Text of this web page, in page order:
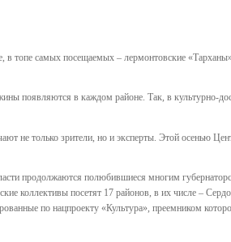
в топе самых посещаемых – лермонтовские
появляются в каждом районе. Так, в культурно-
не только зрители, но и эксперты. Этой осенью
продолжаются полюбившиеся многим
коллективы посетят 17 районов, в их числе –
по нацпроекту «Культура», преемником